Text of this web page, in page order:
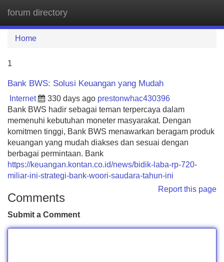
forum directory
Home
1
Bank BWS: Solusi Keuangan yang Mudah
Internet 330 days ago prestonwhac430396
Bank BWS hadir sebagai teman terpercaya dalam
memenuhi kebutuhan moneter masyarakat. Dengan
komitmen tinggi, Bank BWS menawarkan beragam produk
keuangan yang mudah diakses dan sesuai dengan
berbagai permintaan. Bank
https://keuangan.kontan.co.id/news/bidik-laba-rp-720-
miliar-ini-strategi-bank-woori-saudara-tahun-ini
Report this page
Comments
Submit a Comment